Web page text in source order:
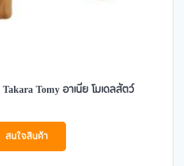
Tomy อาเนีย โมเดลสัตว์
สนใจสินค้า